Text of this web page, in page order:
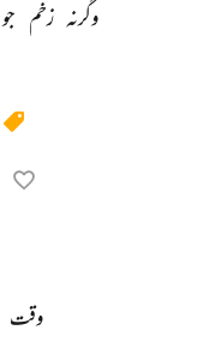
وگرنہ زخم جو
وقت